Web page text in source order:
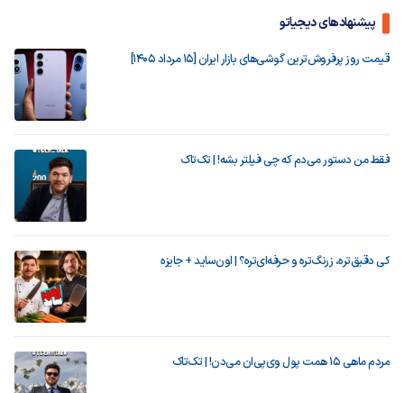
پیشنهادهای دیجیاتو
قیمت روز پرفروش‌ترین گوشی‌های بازار ایران [15 مرداد 1405]
فقط من دستور می‌دم که چی فیلتر بشه! | تک‌تاک
کی دقیق‌تره، زرنگ‌تره و حرفه‌ای‌تره؟ | اون‌ساید + جایزه
مردم ماهی ۱۵ همت پول وی‌پی‌ان می‌دن! | تک‌تاک